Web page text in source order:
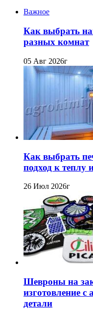
Важное
Как выбрать
разных комнат
05 Авг 2026г
Как выбрать
подход к теплу
26 Июл 2026г
Шевроны на
изготовление с
детали